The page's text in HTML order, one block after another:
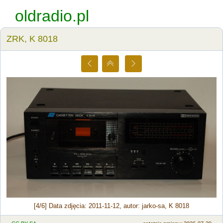
oldradio.pl
ZRK, K 8018
[4/6] Data zdjęcia: 2011-11-12, autor: jarko-sa, K 8018